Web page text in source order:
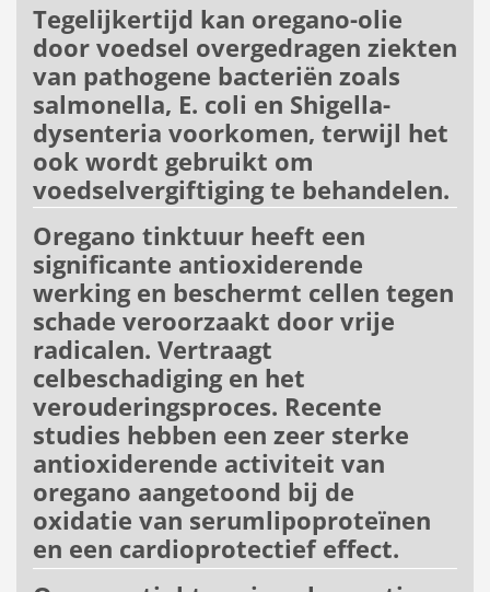
Tegelijkertijd kan oregano-olie
door voedsel overgedragen ziekten
van pathogene bacteriën zoals
salmonella, E. coli en Shigella-
dysenteria voorkomen, terwijl het
ook wordt gebruikt om
voedselvergiftiging te behandelen.
Oregano tinktuur heeft een
significante antioxiderende
werking en beschermt cellen tegen
schade veroorzaakt door vrije
radicalen. Vertraagt ​​
celbeschadiging en het
verouderingsproces. Recente
studies hebben een zeer sterke
antioxiderende activiteit van
oregano aangetoond bij de
oxidatie van serumlipoproteïnen
en een cardioprotectief effect.